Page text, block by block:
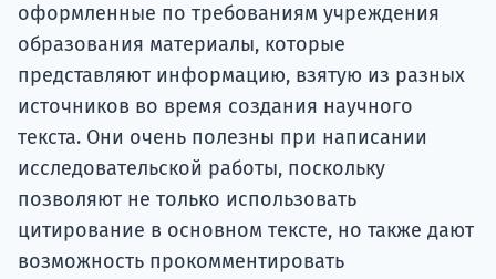
оформленные по требованиям учреждения
образования материалы, которые
представляют информацию, взятую из разных
источников во время создания научного
текста. Они очень полезны при написании
исследовательской работы, поскольку
позволяют не только использовать
цитирование в основном тексте, но также дают
возможность прокомментировать